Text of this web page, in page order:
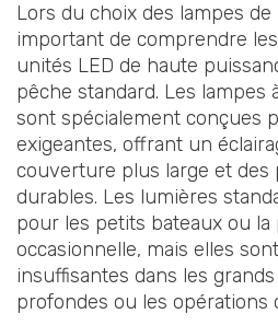
Lors du choix des lampes
important de comprendre
unités LED de haute
pêche standard. Les lampes
sont spécialement conçues
exigeantes, offrant un
couverture plus large et des
durables. Les lumières
pour les petits bateaux ou
occasionnelle, mais elles
insuffisantes dans les
profondes ou les opérations